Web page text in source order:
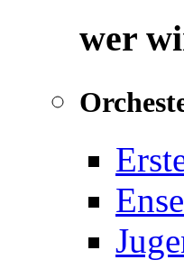
wer